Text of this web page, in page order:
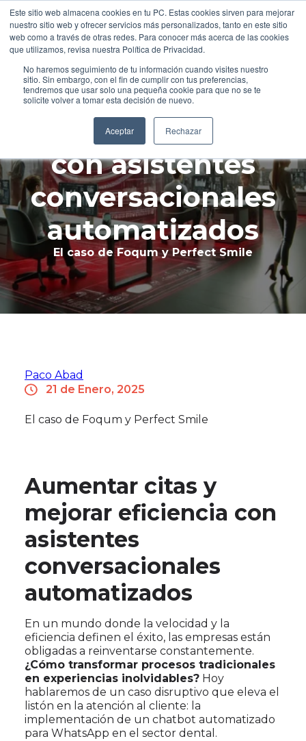
Este sitio web almacena cookies en tu PC. Estas cookies sirven para mejorar
nuestro sitio web y ofrecer servicios más personalizados, tanto en este sitio
web como a través de otras redes. Para conocer más acerca de las cookies
que utilizamos, revisa nuestra Política de Privacidad.
No haremos seguimiento de tu información cuando visites nuestro
sitio. Sin embargo, con el fin de cumplir con tus preferencias,
tendremos que usar solo una pequeña cookie para que no se te
solicite volver a tomar esta decisión de nuevo.
Aceptar Rechazar
Translate »
Al inglé
Aumentar citas y
mejorar eficiencia
con asistentes
conversacionales
automatizados
El caso de Foqum y Perfect Smile
Paco Abad
21 de Enero, 2025
El caso de Foqum y Perfect Smile
Aumentar citas y
mejorar eficiencia con
asistentes
conversacionales
automatizados
En un mundo donde la velocidad y la
eficiencia definen el éxito, las empresas están
obligadas a reinventarse constantemente.
¿Cómo transformar procesos tradicionales
en experiencias inolvidables? Hoy
hablaremos de un caso disruptivo que eleva el
listón en la atención al cliente: la
implementación de un chatbot automatizado
para WhatsApp en el sector dental.